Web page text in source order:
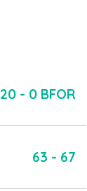
20 - 0 BFOR
63 - 67